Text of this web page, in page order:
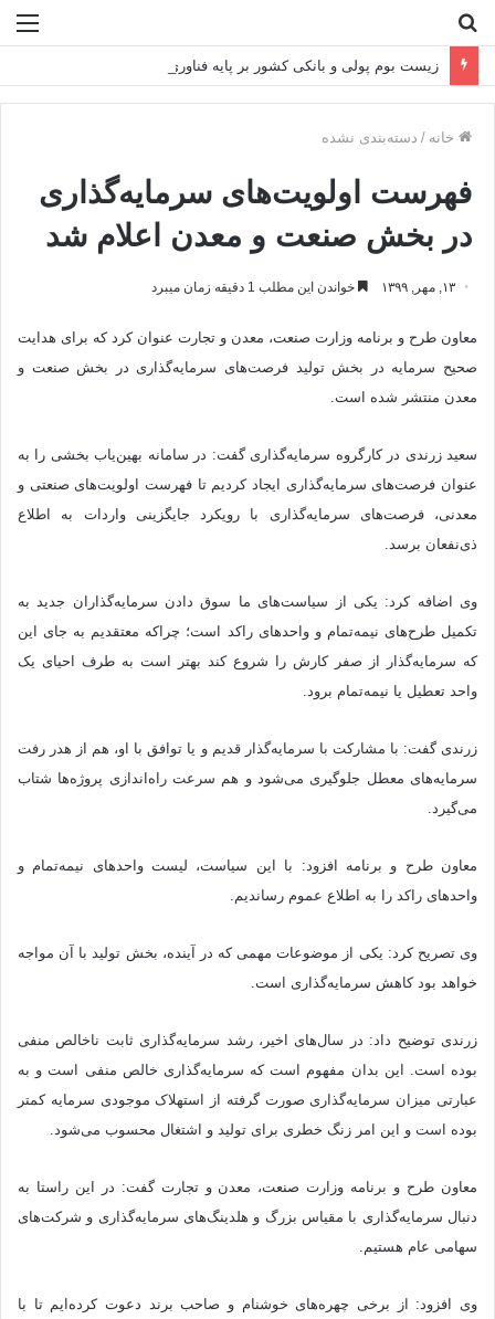
خانه / دسته‌بندی نشده
فهرست اولویت‌های سرمایه‌گذاری
در بخش صنعت و معدن اعلام شد
۱۳, مهر, ۱۳۹۹ خواندن این مطلب 1 دقیقه زمان میبرد
معاون طرح و برنامه وزارت صنعت، معدن و تجارت عنوان کرد که برای هدایت
صحیح سرمایه در بخش تولید فرصت‌های سرمایه‌گذاری در بخش صنعت و
معدن منتشر شده است.
سعید زرندی در کارگروه سرمایه‌گذاری گفت: در سامانه بهین‌یاب بخشی را به
عنوان فرصت‌های سرمایه‌گذاری ایجاد کردیم تا فهرست اولویت‌های صنعتی و
معدنی، فرصت‌های سرمایه‌گذاری با رویکرد جایگزینی واردات به اطلاع
ذی‌نفعان برسد.
وی اضافه کرد: یکی از سیاست‌های ما سوق دادن سرمایه‌گذاران جدید به
تکمیل طرح‌های نیمه‌تمام و واحدهای راکد است؛ چراکه معتقدیم به جای این
که سرمایه‌گذار از صفر کارش را شروع کند بهتر است به طرف احیای یک
واحد تعطیل یا نیمه‌تمام برود.
زرندی گفت: با مشارکت با سرمایه‌گذار قدیم و یا توافق با او، هم از هدر رفت
سرمایه‌های معطل جلوگیری می‌شود و هم سرعت راه‌اندازی پروژه‌ها شتاب
می‌گیرد.
معاون طرح و برنامه افزود: با این سیاست، لیست واحدهای نیمه‌تمام و
واحدهای راکد را به اطلاع عموم رساندیم.
وی تصریح کرد: یکی از موضوعات مهمی که در آینده، بخش تولید با آن مواجه
خواهد بود کاهش سرمایه‌گذاری است.
زرندی توضیح داد: در سال‌های اخیر، رشد سرمایه‌گذاری ثابت ناخالص منفی
بوده است. این بدان مفهوم است که سرمایه‌گذاری خالص منفی است و به
عبارتی میزان سرمایه‌گذاری صورت گرفته از استهلاک موجودی سرمایه کمتر
بوده است و این امر زنگ خطری برای تولید و اشتغال محسوب می‌شود.
معاون طرح و برنامه وزارت صنعت، معدن و تجارت گفت: در این راستا به
دنبال سرمایه‌گذاری با مقیاس بزرگ و هلدینگ‌های سرمایه‌گذاری و شرکت‌های
سهامی عام هستیم.
وی افزود: از برخی چهره‌های خوشنام و صاحب برند دعوت کرده‌ایم تا با